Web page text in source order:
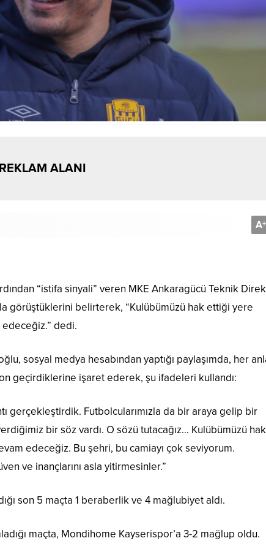
REKLAM ALANI
A+
“istifa sinyali” veren MKE Ankaragücü Teknik
görüştüklerini belirterek, “Kulübümüzü hak ettiği yere
dedi.
sosyal medya hesabından yaptığı paylaşımda, her
geçirdiklerine işaret ederek, şu ifadeleri kullandı:
gerçekleştirdik. Futbolcularımızla da bir araya gelip bir
bir söz vardı. O sözü tutacağız… Kulübümüzü
edeceğiz. Bu şehri, bu camiayı çok seviyorum.
ve inançlarını asla yitirmesinler.”
son 5 maçta 1 beraberlik ve 4 mağlubiyet aldı.
maçta, Mondihome Kayserispor’a 3-2 mağlup oldu.